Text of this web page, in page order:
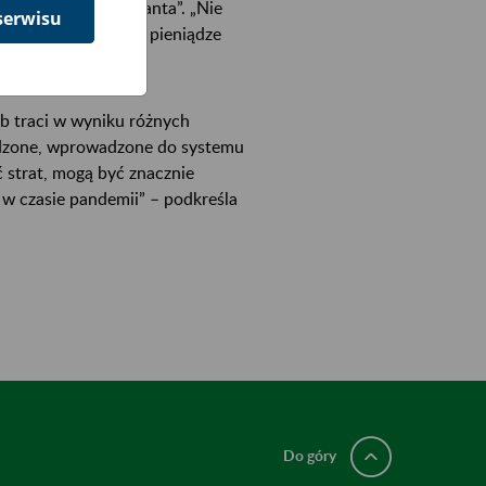
czy „na policjanta”. „Nie
że ktoś nam te pieniądze
traci w wyniku różnych
wprowadzone do systemu
mogą być znacznie
czasie pandemii” – podkreśla
Do góry